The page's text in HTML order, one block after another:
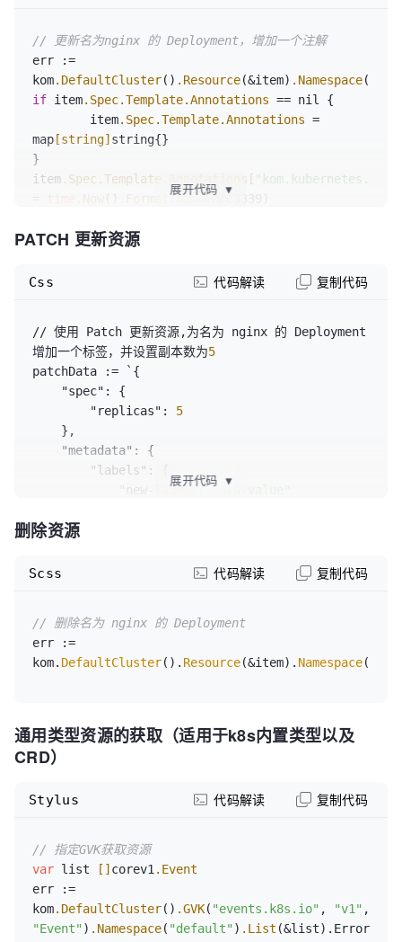
// 更新名为nginx 的 Deployment，增加一个注解
err :=
kom.DefaultCluster() .Resource(&item) .Namespace(
if item.Spec.Template.Annotations == nil {
	item
.Spec.Template.Annotations =
map[string] string{}
}
item.Spec .Template .Annotations [ "kom.kubernetes.io/
.Now .Format (time.RFC3339)
kom.DefaultCluster
展开代码 ▼
PATCH 更新资源
// 使用 Patch 更新资源,为名为 nginx 的 Deployment
增加一个标签，并设置副本数为5
patchData := `{
        "replicas":
5
            "new-
label": "new-value"
    }
err :=
Css 代码解读 复制代码
展开代码 ▼
删除资源
// 删除名为 nginx 的 Deployment
err :=
kom. DefaultCluster(). Resource(&item). Namespace(
Scss 代码解读 复制代码
通用类型资源的获取（适用于k8s内置类型以及
CRD）
// 指定GVK获取资源
var list [] corev1 .Event
err :=
kom.DefaultCluster() .GVK( "events.k8s.io" , "v1"
"Event" ) .Namespace( "default" ) .List (&list).Error
Stylus 代码解读 复制代码